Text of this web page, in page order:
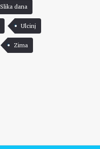
Slika dana
Ulcinj
Zima